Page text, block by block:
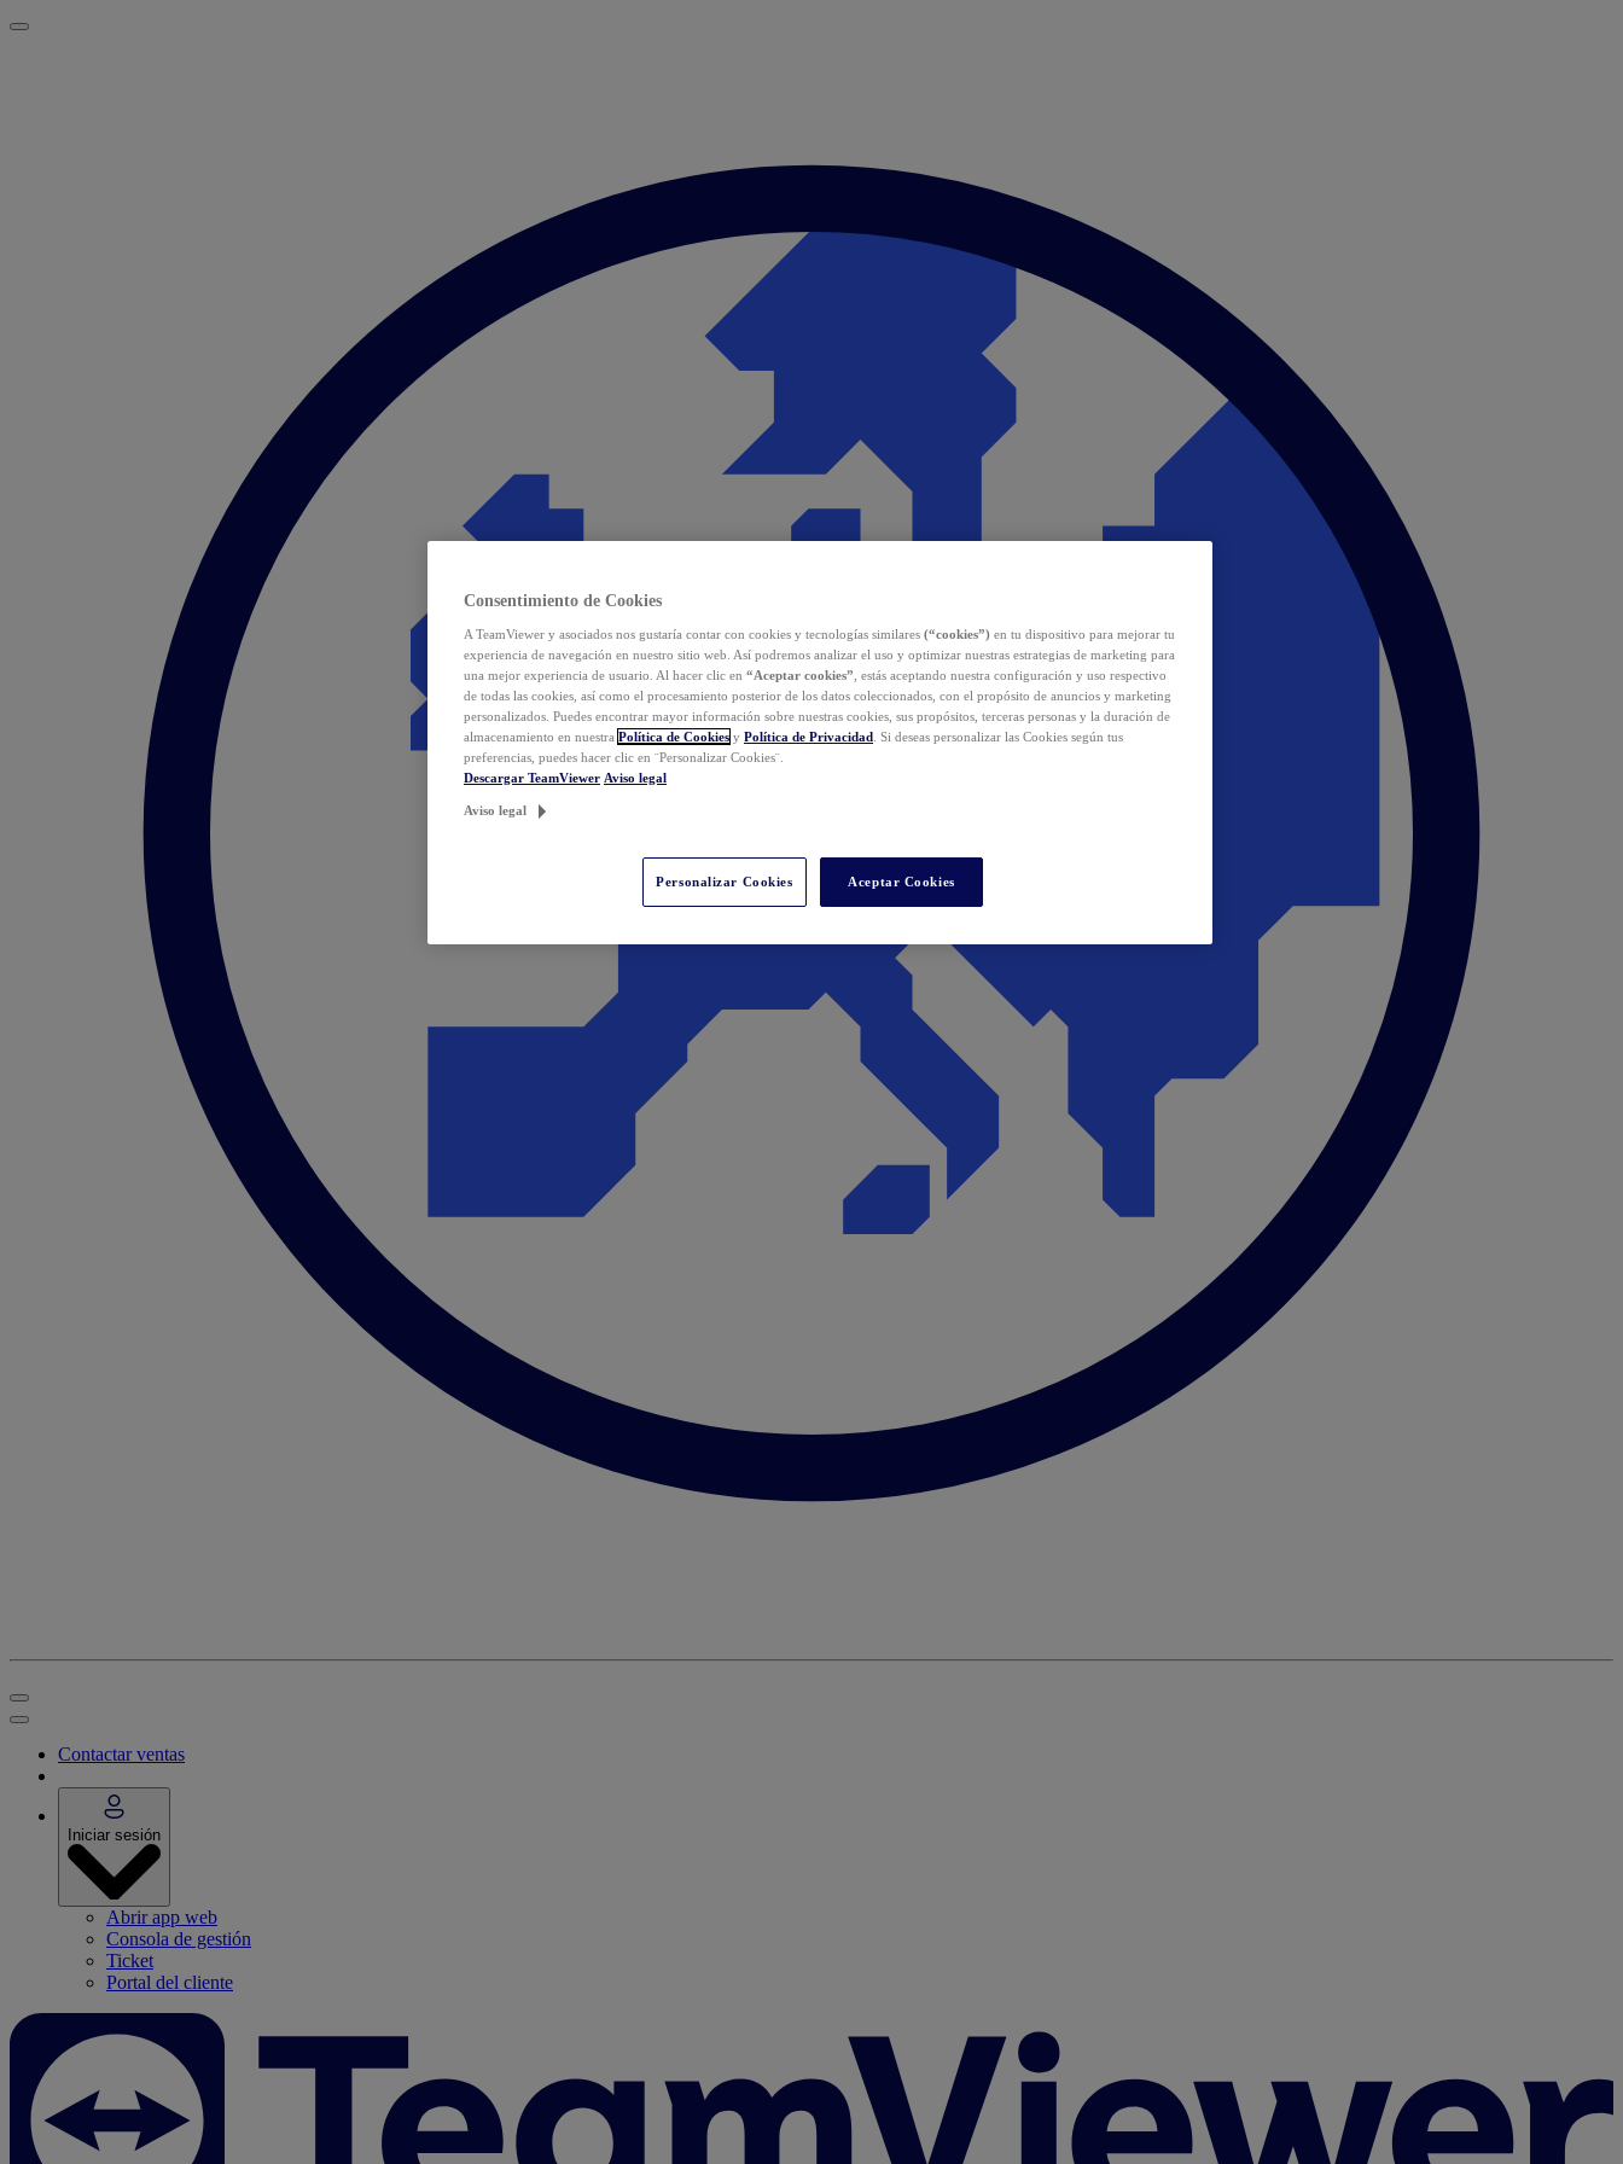
Contactar ventas
Iniciar sesión
Abrir app web
Consola de gestión
Ticket
Portal del cliente
Consentimiento de Cookies
A TeamViewer y asociados nos gustaría contar con cookies y tecnologías similares (“cookies”) en tu dispositivo para mejorar tu
experiencia de navegación en nuestro sitio web. Así podremos analizar el uso y optimizar nuestras estrategias de marketing para
una mejor experiencia de usuario. Al hacer clic en “Aceptar cookies” , estás aceptando nuestra configuración y uso respectivo
de todas las cookies, así como el procesamiento posterior de los datos coleccionados, con el propósito de anuncios y marketing
personalizados. Puedes encontrar mayor información sobre nuestras cookies, sus propósitos, terceras personas y la duración de
almacenamiento en nuestra Política de Cookies y Política de Privacidad . Si deseas personalizar las Cookies según tus
preferencias, puedes hacer clic en ¨Personalizar Cookies¨.
Descargar TeamViewer Aviso legal
Aviso legal
Personalizar Cookies Aceptar Cookies